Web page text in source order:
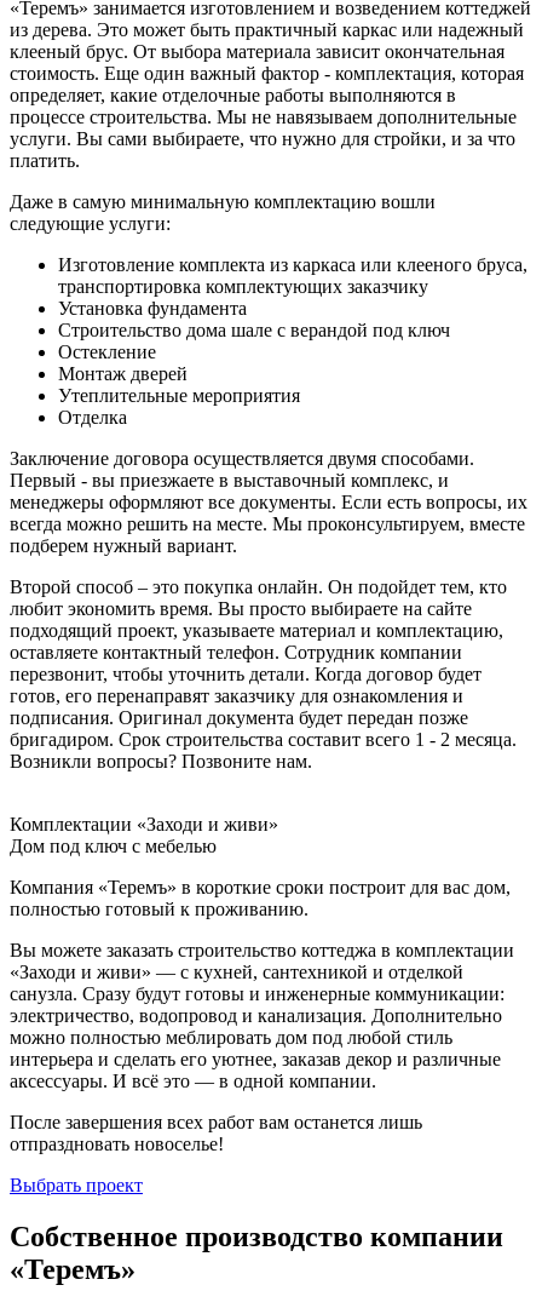
«Теремъ» занимается изготовлением и возведением коттеджей
из дерева. Это может быть практичный каркас или надежный
клееный брус. От выбора материала зависит окончательная
стоимость. Еще один важный фактор - комплектация, которая
определяет, какие отделочные работы выполняются в
процессе строительства. Мы не навязываем дополнительные
услуги. Вы сами выбираете, что нужно для стройки, и за что
платить.
Даже в самую минимальную комплектацию вошли
следующие услуги:
Изготовление комплекта из каркаса или клееного бруса,
транспортировка комплектующих заказчику
Установка фундамента
Строительство дома шале с верандой под ключ
Остекление
Монтаж дверей
Утеплительные мероприятия
Отделка
Заключение договора осуществляется двумя способами.
Первый - вы приезжаете в выставочный комплекс, и
менеджеры оформляют все документы. Если есть вопросы, их
всегда можно решить на месте. Мы проконсультируем, вместе
подберем нужный вариант.
Второй способ – это покупка онлайн. Он подойдет тем, кто
любит экономить время. Вы просто выбираете на сайте
подходящий проект, указываете материал и комплектацию,
оставляете контактный телефон. Сотрудник компании
перезвонит, чтобы уточнить детали. Когда договор будет
готов, его перенаправят заказчику для ознакомления и
подписания. Оригинал документа будет передан позже
бригадиром. Срок строительства составит всего 1 - 2 месяца.
Возникли вопросы? Позвоните нам.
Комплектации «Заходи и живи»
Дом под ключ с мебелью
Компания «Теремъ» в короткие сроки построит для вас дом,
полностью готовый к проживанию.
Вы можете заказать строительство коттеджа в комплектации
«Заходи и живи» — с кухней, сантехникой и отделкой
санузла. Сразу будут готовы и инженерные коммуникации:
электричество, водопровод и канализация. Дополнительно
можно полностью меблировать дом под любой стиль
интерьера и сделать его уютнее, заказав декор и различные
аксессуары. И всё это — в одной компании.
После завершения всех работ вам останется лишь
отпраздновать новоселье!
Выбрать проект
Собственное производство компании
«Теремъ»